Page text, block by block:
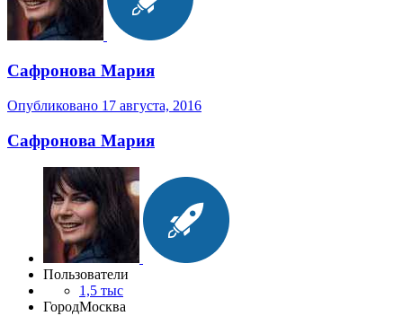
Сафронова Мария
Опубликовано 17 августа, 2016
Сафронова Мария
Пользователи
1,5 тыс
ГородМосква